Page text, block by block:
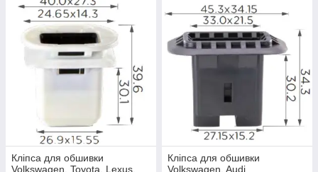
Кліпса для обшивки
Volkswagen, Toyota, Lexus,
Кліпса для обшивки
Volkswagen, Audi